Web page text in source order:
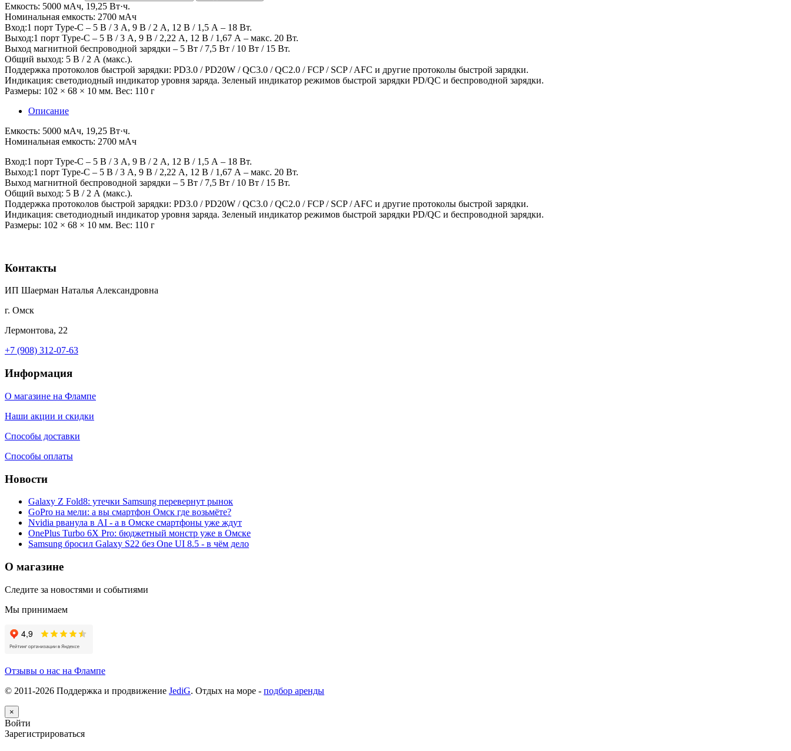
Емкость: 5000 мАч, 19,25 Вт·ч.
Номинальная емкость: 2700 мАч
Вход:1 порт Type-C – 5 В / 3 А, 9 В / 2 А, 12 В / 1,5 А – 18 Вт.
Выход:1 порт Type-C – 5 В / 3 А, 9 В / 2,22 А, 12 В / 1,67 А – макс. 20 Вт.
Выход магнитной беспроводной зарядки – 5 Вт / 7,5 Вт / 10 Вт / 15 Вт.
Общий выход: 5 В / 2 А (макс.).
Поддержка протоколов быстрой зарядки: PD3.0 / PD20W / QC3.0 / QC2.0 / FCP / SCP / AFC и другие протоколы быстрой зарядки.
Индикация: светодиодный индикатор уровня заряда. Зеленый индикатор режимов быстрой зарядки PD/QC и беспроводной зарядки.
Размеры: 102 × 68 × 10 мм. Вес: 110 г
Описание
Емкость: 5000 мАч, 19,25 Вт·ч.
Номинальная емкость: 2700 мАч
Вход:1 порт Type-C – 5 В / 3 А, 9 В / 2 А, 12 В / 1,5 А – 18 Вт.
Выход:1 порт Type-C – 5 В / 3 А, 9 В / 2,22 А, 12 В / 1,67 А – макс. 20 Вт.
Выход магнитной беспроводной зарядки – 5 Вт / 7,5 Вт / 10 Вт / 15 Вт.
Общий выход: 5 В / 2 А (макс.).
Поддержка протоколов быстрой зарядки: PD3.0 / PD20W / QC3.0 / QC2.0 / FCP / SCP / AFC и другие протоколы быстрой зарядки.
Индикация: светодиодный индикатор уровня заряда. Зеленый индикатор режимов быстрой зарядки PD/QC и беспроводной зарядки.
Размеры: 102 × 68 × 10 мм. Вес: 110 г
Контакты
ИП Шаерман Наталья Александровна
г. Омск
Лермонтова, 22
+7 (908) 312-07-63
Информация
О магазине на Флампе
Наши акции и скидки
Способы доставки
Способы оплаты
Новости
Galaxy Z Fold8: утечки Samsung перевернут рынок
GoPro на мели: а вы смартфон Омск где возьмёте?
Nvidia рванула в AI - а в Омске смартфоны уже ждут
OnePlus Turbo 6X Pro: бюджетный монстр уже в Омске
Samsung бросил Galaxy S22 без One UI 8.5 - в чём дело
О магазине
Следите за новостями и событиями
Мы принимаем
Отзывы о нас на Флампе
© 2011-2026 Поддержка и продвижение JediG. Отдых на море - подбор аренды
×
Войти
Зарегистрироваться